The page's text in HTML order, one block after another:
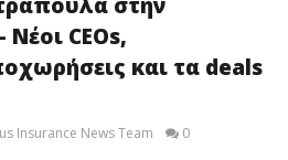
CEOs,
και τα deals
Insurance News Team 0